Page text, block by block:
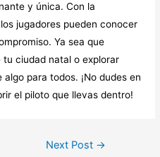
y única. Con la
jugadores pueden conocer
Ya sea que
ciudad natal o explorar
para todos. ¡No dudes en
el piloto que llevas dentro!
Next Post →